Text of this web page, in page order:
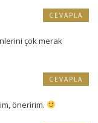
çok merak
CEVAPLA
öneririm.
CEVAPLA